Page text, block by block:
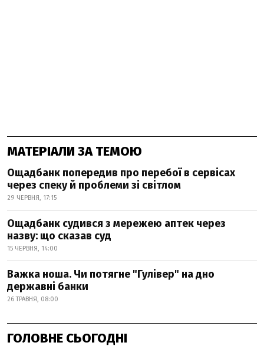
МАТЕРІАЛИ ЗА ТЕМОЮ
Ощадбанк попередив про перебої в сервісах
через спеку й проблеми зі світлом
29 ЧЕРВНЯ, 17:15
Ощадбанк судився з мережею аптек через
назву: що сказав суд
15 ЧЕРВНЯ, 14:00
Важка ноша. Чи потягне "Гулівер" на дно
державні банки
26 ТРАВНЯ, 08:00
ГОЛОВНЕ СЬОГОДНІ